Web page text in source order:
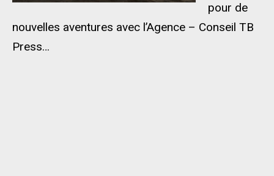
pour de
nouvelles aventures avec l’Agence – Conseil TB
Press…